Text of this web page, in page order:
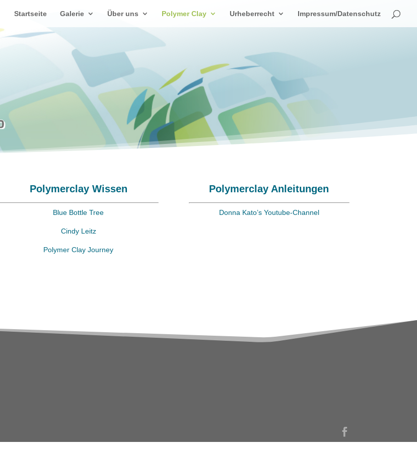
Startseite Galerie Über uns Polymer Clay Urheberrecht Impressum/Datenschutz
Polymerclay Wissen
Blue Bottle Tree
Cindy Leitz
Polymer Clay Journey
Polymerclay Anleitungen
Donna Kato’s Youtube-Channel